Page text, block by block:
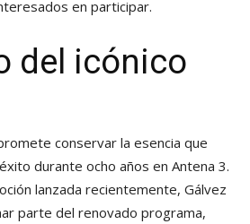
en participar.
del icónico
conservar la esencia que
durante ocho años en Antena 3.
lanzada recientemente, Gálvez
parte del renovado programa,